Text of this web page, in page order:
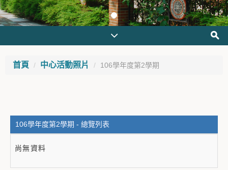
首頁 中心活動照片 106學年度第2學期
106學年度第2學期 - 總覽列表
尚無資料